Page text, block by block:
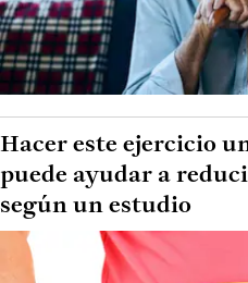
Hacer este ejercicio
puede ayudar a
según un estudio